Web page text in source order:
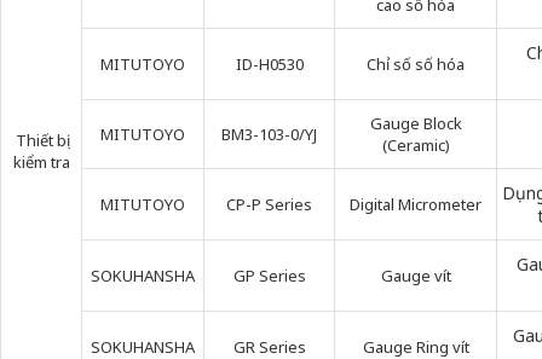
Thiết bị
kiểm tra
cao số hóa
MITUTOYO ID-H0530 Chỉ số số hóa
MITUTOYO BM3-103-0/YJ
Gauge Block
(Ceramic)
MITUTOYO CP-P Series Digital Micrometer
SOKUHANSHA GP Series Gauge vít
SOKUHANSHA GR Series Gauge Ring vít